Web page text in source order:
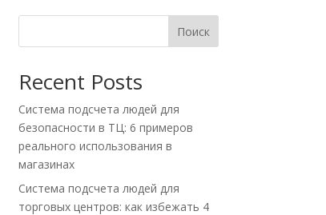
Поиск
Recent Posts
Система подсчета людей для
безопасности в ТЦ: 6 примеров
реального использования в
магазинах
Система подсчета людей для
торговых центров: как избежать 4